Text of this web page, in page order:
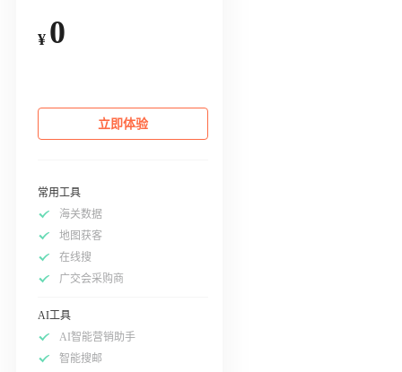
¥ 0
立即体验
常用工具
海关数据
地图获客
在线搜
广交会采购商
AI工具
AI智能营销助手
智能搜邮